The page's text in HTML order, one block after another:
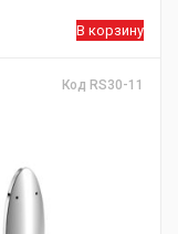
В корзину
Код RS30-11